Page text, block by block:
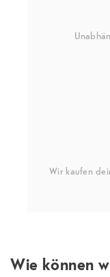
Wir kaufen
Wie können